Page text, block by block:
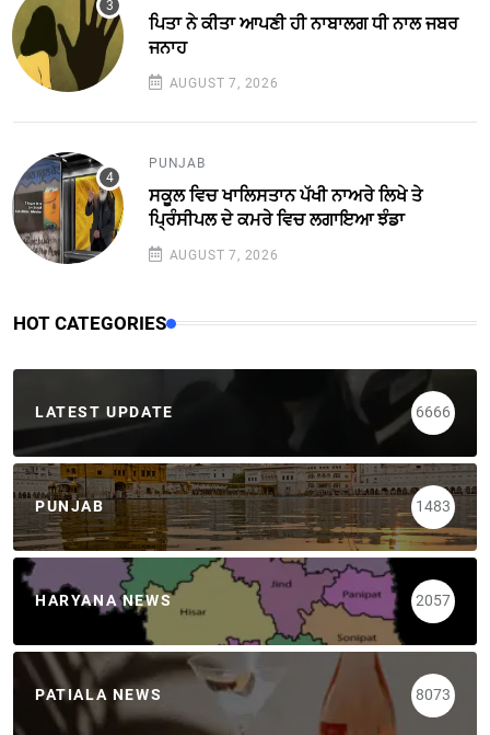
ਪਿਤਾ ਨੇ ਕੀਤਾ ਆਪਣੀ ਹੀ ਨਾਬਾਲਗ ਧੀ ਨਾਲ ਜਬਰ
ਜਨਾਹ
AUGUST 7, 2026
PUNJAB
ਸਕੂਲ ਵਿਚ ਖਾਲਿਸਤਾਨ ਪੱਖੀ ਨਾਅਰੇ ਲਿਖੇ ਤੇ
ਪ੍ਰਿੰਸੀਪਲ ਦੇ ਕਮਰੇ ਵਿਚ ਲਗਾਇਆ ਝੰਡਾ
AUGUST 7, 2026
HOT CATEGORIES
LATEST UPDATE 6666
PUNJAB 1483
HARYANA NEWS 2057
PATIALA NEWS 8073